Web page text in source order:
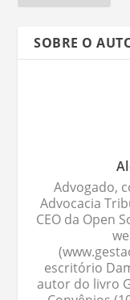
SOBRE O
Advogado,
Advocacia
CEO da Open
escritório
autor do livro